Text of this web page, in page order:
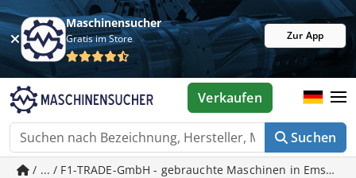
Maschinensucher
Gratis im Store Zur App
Suchen
Verkaufen
/ ... / F1-TRADE-GmbH - gebrauchte Maschinen in